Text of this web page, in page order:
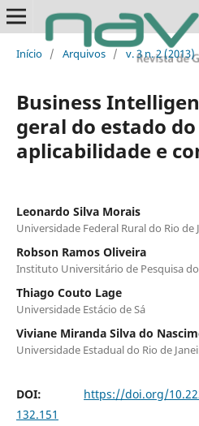
Início / Arquivos / v. 3 n. 2 (2013)
Business
geral do estado
aplicabilidade e
Leonardo Silva Morais
Universidade Federal Rural do Rio de
Robson Ramos Oliveira
Instituto Universitário de Pesquisa do
Thiago Couto Lage
Universidade Estácio de Sá
Viviane Miranda Silva do
Universidade Estadual do Rio de
DOI: https://doi.org/
132.151